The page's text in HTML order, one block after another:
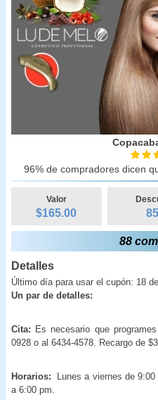
96% de compradores dicen
Valor
$165.00 85
88
Detalles
Último día para usar el cupón: 18
Un par de detalles:
Cita: Es necesario que
0928 o al 6434-4578. Recargo de
Horarios:
Lunes a viernes de
a 6:00 pm.